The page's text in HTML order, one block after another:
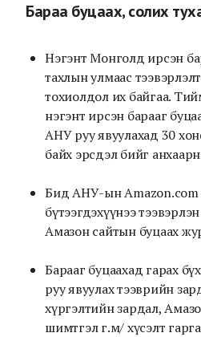
Бараа буцаах, солих
Нэгэнт Монголд ирсэн
тахлын улмаас
тохиолдол их байгаа.
нэгэнт ирсэн барааг
АНУ руу явуулахад 30
байх эрсдэл бийг
Бид АНУ-ын Amazon.com
бүтээгдэхүүнээ
Амазон сайтын буцаах
Барааг буцаахад гарах
руу явуулах тээврийн
хүргэлтийн зардал,
шимтгэл г.м/ хүсэлт